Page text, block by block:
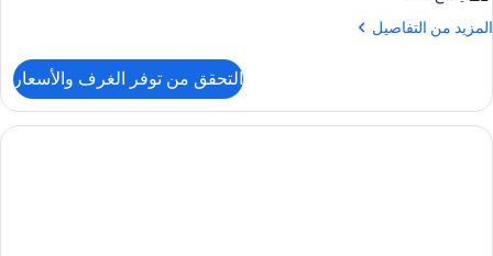
المزيد من التفاصيل
المزيد
الغرفة
التحقق من توفر الغرف والأسعار